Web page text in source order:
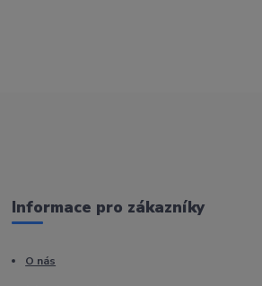
Informace pro zákazníky
O nás